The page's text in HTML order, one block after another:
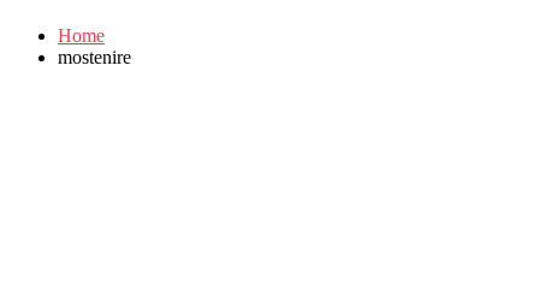
Home
mostenire